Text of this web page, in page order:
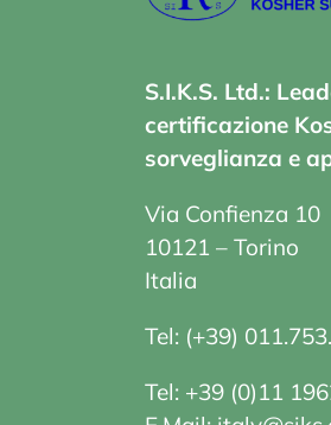
S.I.K.S. Ltd.:
certificazione
sorveglianza e
Via Confienza 10
10121 – Torino
Italia
Tel: (+39)
Tel: +39 (0)11